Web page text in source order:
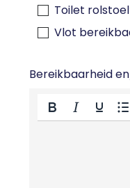
Toilet
Vlot
Bereikbaarheid